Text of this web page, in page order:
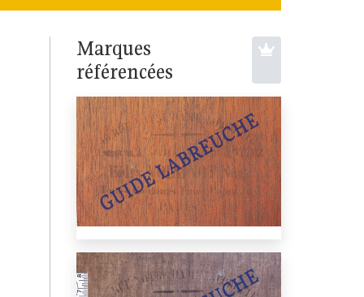
Marques
référencées